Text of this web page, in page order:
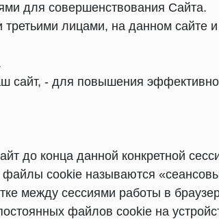
для совершенствования Сайта.
лицами, на данном сайте
сайт, - для повышения
до конца данной конкретной
cookie называются
между сессиями работы в
файлов cookie на